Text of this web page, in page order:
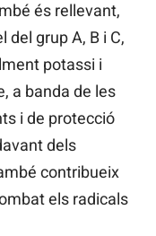
és rellevant,
grup A, B i C,
potassi i
a banda de les
i de protecció
dels
contribueix
els radicals